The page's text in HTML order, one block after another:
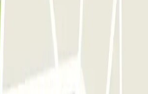
multiple
vous pouvez utiliser l'ensemble du
de cet opérateur disponible sur